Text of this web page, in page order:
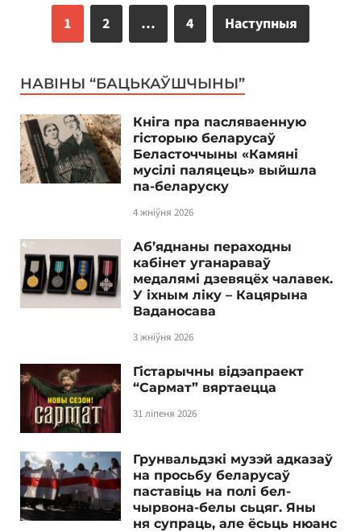
1 2 … 4 Наступныя
НАВІНЫ “БАЦЬКАЎШЧЫНЫ”
Кніга пра пасляваенную
гісторыю беларусаў
Беласточчыны «Камяні
мусілі паляцець» выйшла
па-беларуску
4 жніўня 2026
Аб’яднаны пераходны
кабінет уганараваў
медалямі дзевяцёх чалавек.
У іхным ліку – Кацярына
Ваданосава
3 жніўня 2026
Гістарычны відэапраект
“Сармат” вяртаецца
31 ліпеня 2026
Грунвальдзкі музэй адказаў
на просьбу беларусаў
паставіць на полі бел-
чырвона-белы сьцяг. Яны
ня супраць, але ёсьць нюанс